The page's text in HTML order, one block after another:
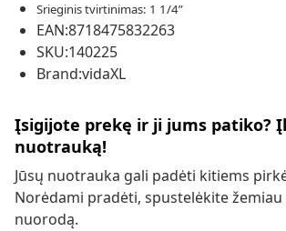
Srieginis tvirtinimas: 1 1/4”
EAN:8718475832263
SKU:140225
Brand:vidaXL
Įsigijote prekę ir ji jums patiko?
nuotrauką!
Jūsų nuotrauka gali padėti kitiems
Norėdami pradėti, spustelėkite žemiau
nuorodą.